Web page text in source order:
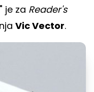
je za Reader's
Vic Vector.